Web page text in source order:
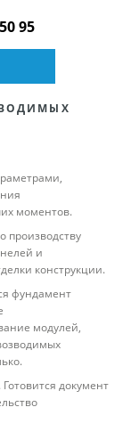
95
моментов.
производству
и
конструкции.
фундамент
модулей,
документ